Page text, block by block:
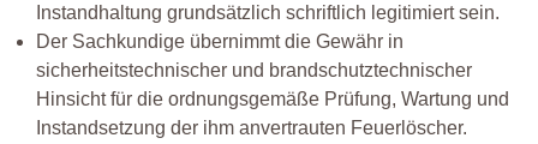
Instandhaltung grundsätzlich schriftlich legitimiert sein.
Der Sachkundige übernimmt die Gewähr in
sicherheitstechnischer und brandschutztechnischer
Hinsicht für die ordnungsgemäße Prüfung, Wartung und
Instandsetzung der ihm anvertrauten Feuerlöscher.